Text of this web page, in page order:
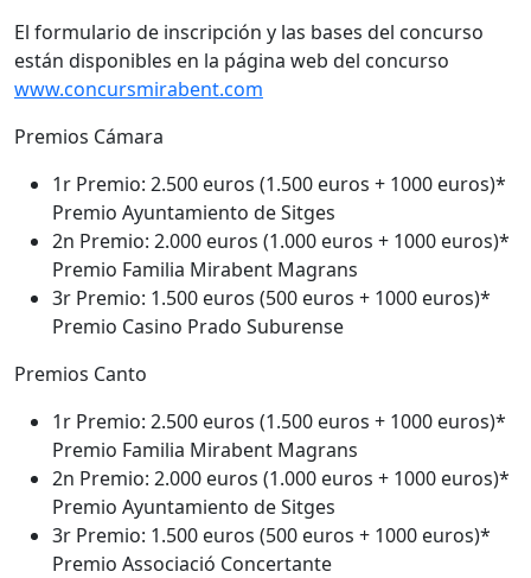
El formulario de inscripción y las bases del concurso
están disponibles en la página web del concurso
www.concursmirabent.com
Premios Cámara
1r Premio: 2.500 euros (1.500 euros + 1000 euros)*
Premio Ayuntamiento de Sitges
2n Premio: 2.000 euros (1.000 euros + 1000 euros)*
Premio Familia Mirabent Magrans
3r Premio: 1.500 euros (500 euros + 1000 euros)*
Premio Casino Prado Suburense
Premios Canto
1r Premio: 2.500 euros (1.500 euros + 1000 euros)*
Premio Familia Mirabent Magrans
2n Premio: 2.000 euros (1.000 euros + 1000 euros)*
Premio Ayuntamiento de Sitges
3r Premio: 1.500 euros (500 euros + 1000 euros)*
Premio Associació Concertante